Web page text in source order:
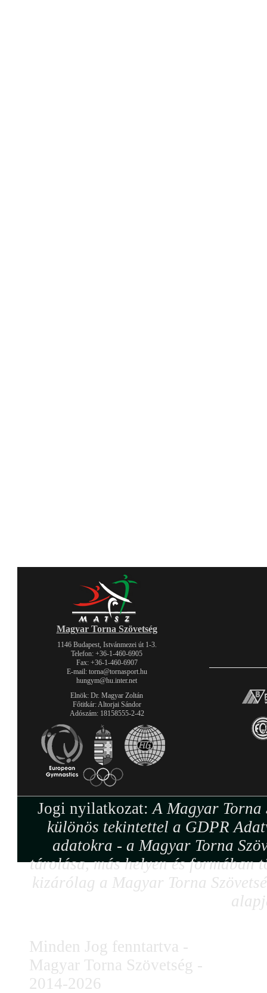
Magyar Torna Szövetség
1146 Budapest, Istvánmezei út 1-3.
Telefon: +36-1-460-6905
Fax: +36-1-460-6907
E-mail: torna@tornasport.hu
hungym@hu.inter.net
Elnök: Dr. Magyar Zoltán
Főtitkár: Altorjai Sándor
Adószám: 18158555-2-42
Jogi nyilatkozat:A Magyar Torna
különös tekintettel a GDPR
adatokra - a Magyar Torna
tárolása, más helyen és formában
kizárólag a Magyar Torna
Minden Jog fenntartva -
Magyar Torna Szövetség -
2014-2026